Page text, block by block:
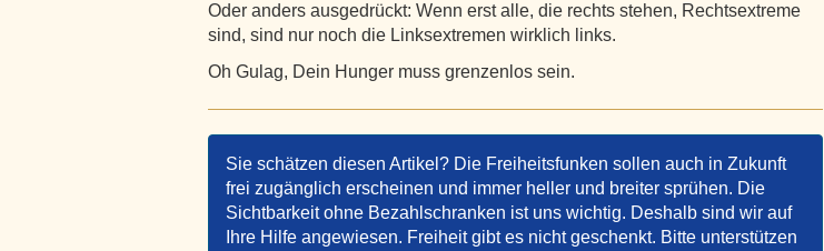
Oder anders ausgedrückt: Wenn erst alle, die rechts stehen, Rechtsextreme
sind, sind nur noch die Linksextremen wirklich links.
Oh Gulag, Dein Hunger muss grenzenlos sein.
Sie schätzen diesen Artikel? Die Freiheitsfunken sollen auch in Zukunft
frei zugänglich erscheinen und immer heller und breiter sprühen. Die
Sichtbarkeit ohne Bezahlschranken ist uns wichtig. Deshalb sind wir auf
Ihre Hilfe angewiesen. Freiheit gibt es nicht geschenkt. Bitte unterstützen